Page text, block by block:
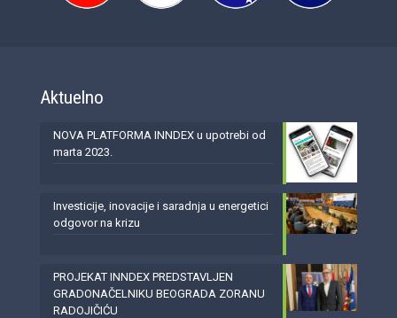
Aktuelno
NOVA PLATFORMA INNDEX u upotrebi od
marta 2023.
Investicije, inovacije i saradnja u energetici
odgovor na krizu
PROJEKAT INNDEX PREDSTAVLJEN
GRADONAČELNIKU BEOGRADA ZORANU
RADOJIČIĆU